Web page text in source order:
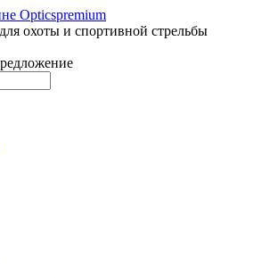
охоты и спортивной стрельбы